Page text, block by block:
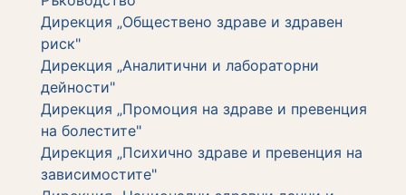
Дирекция „Обществено здраве и здравен
риск"
Дирекция „Аналитични и лабораторни
дейности"
Дирекция „Промоция на здраве и превенция
на болестите"
Дирекция „Психично здраве и превенция на
зависимостите"